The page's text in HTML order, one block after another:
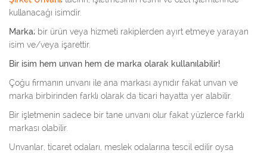
kullanacağı isimdir.
Marka; bir ürün veya hizmeti rakiplerden ayırt etmeye yarayan
isim ve/veya işarettir.
Bir isim hem unvan hem de marka olarak kullanılabilir!
Çoğu firmanın unvanı ile ana markası aynıdır fakat unvan ve
marka birbirinden farklı olarak da ticari hayatta yer alabilir.
Bir işletmenin sadece bir tane unvanı olur fakat yüzlerce farklı
markası olabilir.
Unvanlar, ticaret odaları, meslek odalarına tescil edilir oysa